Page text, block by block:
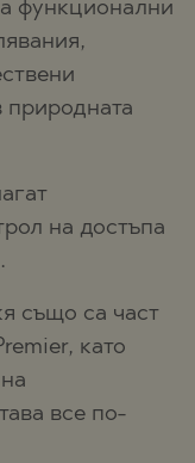
функционални
природната
на достъпа
също са част
като
все по-